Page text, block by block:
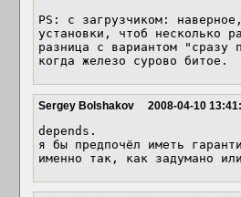
PS: с загрузчиком:
установки, чтоб несколько
разница с вариантом
когда железо сурово
Sergey Bolshakov 2008-04-10
depends.
я бы предпочёл иметь